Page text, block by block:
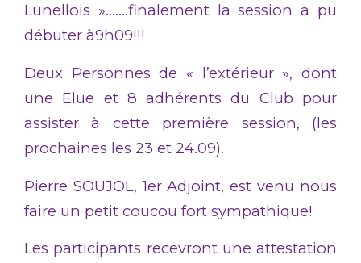
Lunellois »…….finalement la session a pu
débuter à9h09!!!
Deux Personnes de « l’extérieur », dont
une Elue et 8 adhérents du Club pour
assister à cette première session, (les
prochaines les 23 et 24.09).
Pierre SOUJOL, 1er Adjoint, est venu nous
faire un petit coucou fort sympathique!
Les participants recevront une attestation